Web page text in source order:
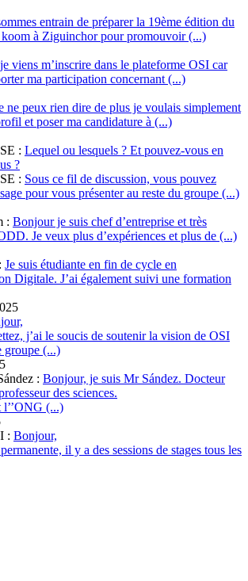
entrain de préparer la 19ème édition du
à Ziguinchor pour promouvoir (...)
je viens m’inscrire dans le plateforme OSI car
ma participation concernant (...)
ne peux rien dire de plus je voulais simplement
et poser ma candidature à (...)
: Lequel ou lesquels ? Et pouvez-vous en
?
: Sous ce fil de discussion, vous pouvez
pour vous présenter au reste du groupe (...)
: Bonjour je suis chef d’entreprise et très
Je veux plus d’expériences et plus de (...)
Je suis étudiante en fin de cycle en
Digitale. J’ai également suivi une formation
j’ai le soucis de soutenir la vision de OSI
groupe (...)
: Bonjour, je suis Mr Sández. Docteur
des sciences.
l’’ONG (...)
: Bonjour,
il y a des sessions de stages tous les